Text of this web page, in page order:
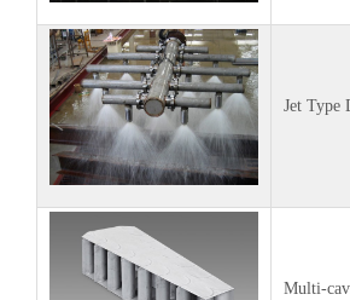
Jet Type
Multi-